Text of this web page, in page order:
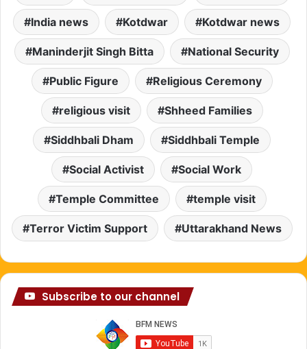
India news Kotdwar Kotdwar news
Maninderjit Singh Bitta National Security
Public Figure Religious Ceremony
religious visit Shheed Families
Siddhbali Dham Siddhbali Temple
Social Activist Social Work
Temple Committee temple visit
Terror Victim Support Uttarakhand News
Subscribe to our channel